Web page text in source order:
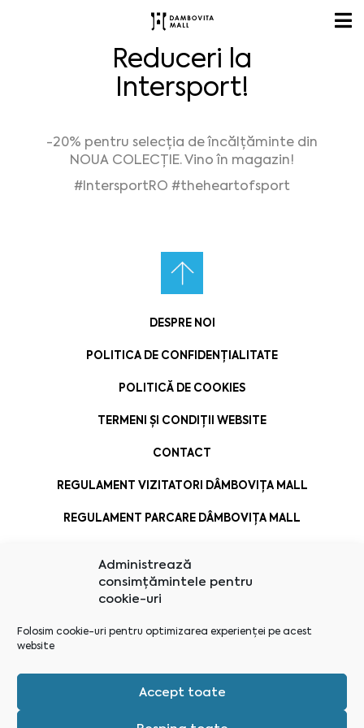
Administrează
consimțămintele pentru
cookie-uri
Folosim cookie-uri pentru optimizarea experienței pe acest
website
Accept toate
Reduceri la
Intersport!
-20% pentru selecția de încălțăminte din
NOUA COLECȚIE. Vino în magazin!
#IntersportRO #theheartofsport
DESPRE NOI
POLITICA DE CONFIDENȚIALITATE
POLITICĂ DE COOKIES
TERMENI ȘI CONDIȚII WEBSITE
CONTACT
REGULAMENT VIZITATORI DÂMBOVIȚA MALL
REGULAMENT PARCARE DÂMBOVIȚA MALL